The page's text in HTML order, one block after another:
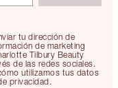
tu dirección de
de marketing
Tilbury Beauty
de las redes sociales.
utilizamos tus datos
privacidad.